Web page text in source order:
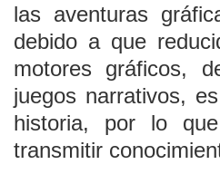
las aventuras
debido a que
motores gráficos,
juegos narrativos,
historia, por lo
transmitir